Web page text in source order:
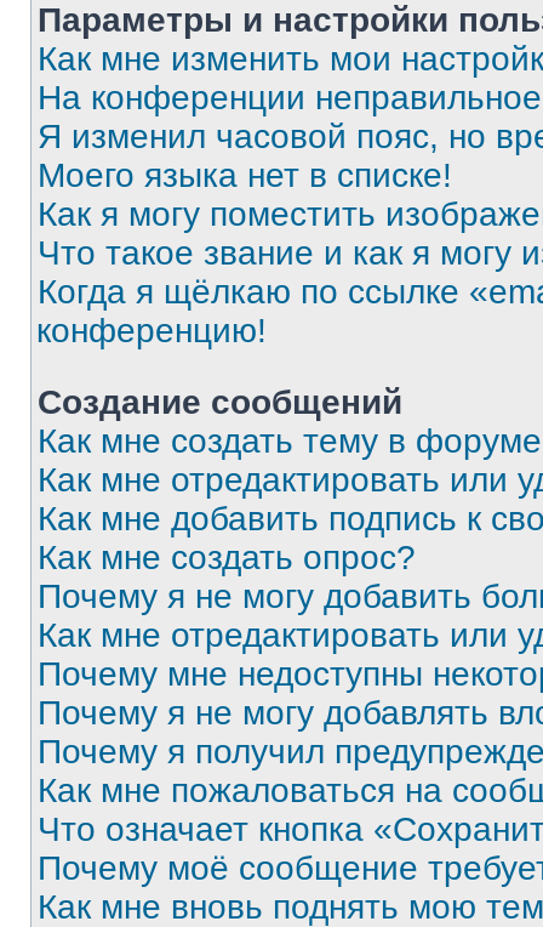
Параметры и настройки
Как мне изменить мои
На конференции
Я изменил часовой пояс, но
Моего языка нет в списке!
Как я могу поместить
Что такое звание и как я могу
Когда я щёлкаю по ссылке
конференцию!
Создание сообщений
Как мне создать тему в
Как мне отредактировать или
Как мне добавить подпись к
Как мне создать опрос?
Почему я не могу добавить
Как мне отредактировать или
Почему мне недоступны
Почему я не могу добавлять
Почему я получил
Как мне пожаловаться на
Что означает кнопка
Почему моё сообщение
Как мне вновь поднять мою